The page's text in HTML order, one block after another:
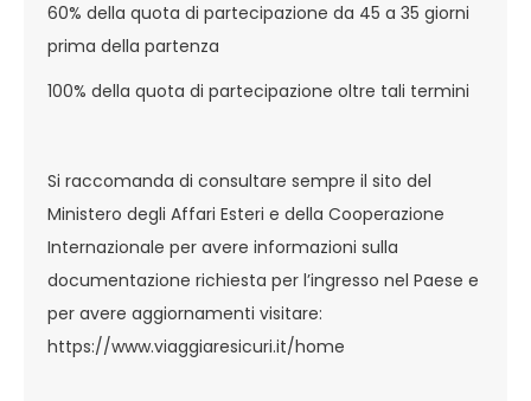
60% della quota di partecipazione da 45 a 35 giorni
prima della partenza
100% della quota di partecipazione oltre tali termini
Si raccomanda di consultare sempre il sito del
Ministero degli Affari Esteri e della Cooperazione
Internazionale per avere informazioni sulla
documentazione richiesta per l’ingresso nel Paese e
per avere aggiornamenti visitare:
https://www.viaggiaresicuri.it/home